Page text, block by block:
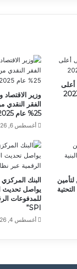
أعلى
وزير الاقتصاد
25% عام 2025
أغسطس 6, 2026
البنك
يواصل تحديث
SPI”
أغسطس 4, 2026